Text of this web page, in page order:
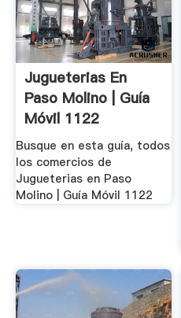
Jugueterias En
Paso Molino | Guía
Móvil 1122
Busque en esta guía, todos
los comercios de
Jugueterias en Paso
Molino | Guía Móvil 1122